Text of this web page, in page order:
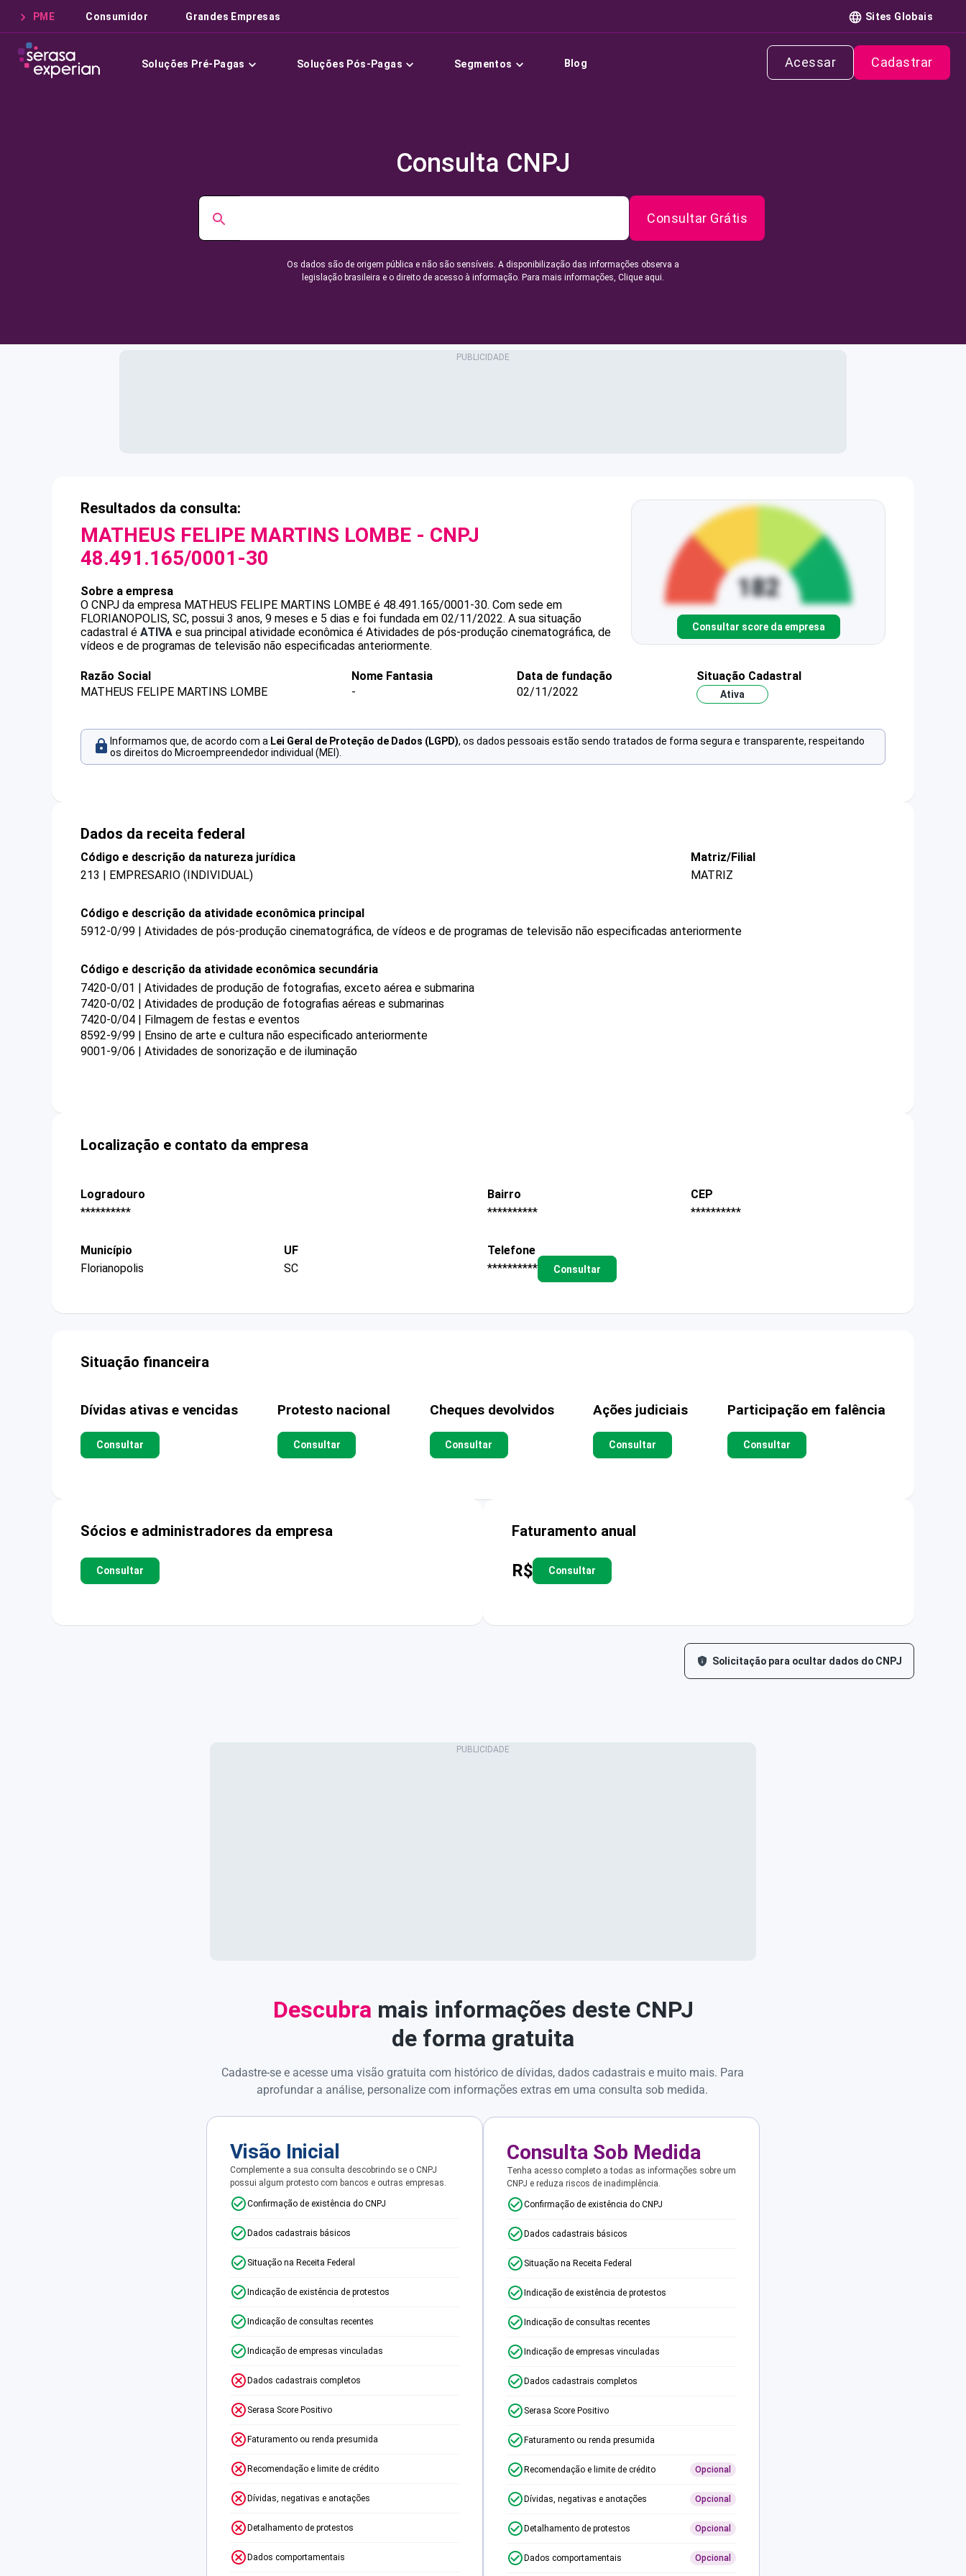
PME Consumidor Grandes Empresas Sites Globais
Soluções Pré-Pagas Soluções Pós-Pagas Segmentos Blog Acessar Cadastrar
Consulta CNPJ
Consultar Grátis
Os dados são de origem pública e não são sensíveis. A disponibilização das informações observa a
legislação brasileira e o direito de acesso à informação. Para mais informações, Clique aqui.
Resultados da consulta:
MATHEUS FELIPE MARTINS LOMBE - CNPJ
48.491.165/0001-30
Sobre a empresa
O CNPJ da empresa MATHEUS FELIPE MARTINS LOMBE é 48.491.165/0001-30. Com sede em
FLORIANOPOLIS, SC, possui 3 anos, 9 meses e 5 dias e foi fundada em 02/11/2022. A sua situação
cadastral é ATIVA e sua principal atividade econômica é Atividades de pós-produção cinematográfica, de
vídeos e de programas de televisão não especificadas anteriormente.
Consultar score da empresa
Razão Social
MATHEUS FELIPE MARTINS LOMBE
Nome Fantasia
-
Data de fundação
02/11/2022
Situação Cadastral
Ativa
Informamos que, de acordo com a Lei Geral de Proteção de Dados (LGPD), os dados pessoais estão sendo tratados de forma segura e transparente, respeitando
os direitos do Microempreendedor individual (MEI).
Dados da receita federal
Código e descrição da natureza jurídica
213 | EMPRESARIO (INDIVIDUAL)
Matriz/Filial
MATRIZ
Código e descrição da atividade econômica principal
5912-0/99 | Atividades de pós-produção cinematográfica, de vídeos e de programas de televisão não especificadas anteriormente
Código e descrição da atividade econômica secundária
7420-0/01 | Atividades de produção de fotografias, exceto aérea e submarina
7420-0/02 | Atividades de produção de fotografias aéreas e submarinas
7420-0/04 | Filmagem de festas e eventos
8592-9/99 | Ensino de arte e cultura não especificado anteriormente
9001-9/06 | Atividades de sonorização e de iluminação
Localização e contato da empresa
Logradouro
**********
Bairro
**********
CEP
**********
Município
Florianopolis
UF
SC
Telefone
**********
Consultar
Situação financeira
Dívidas ativas e vencidas
Consultar
Protesto nacional
Consultar
Cheques devolvidos
Consultar
Ações judiciais
Consultar
Participação em falência
Consultar
Sócios e administradores da empresa
Consultar
Faturamento anual
R$ Consultar
Solicitação para ocultar dados do CNPJ
Descubra mais informações deste CNPJ
de forma gratuita
Cadastre-se e acesse uma visão gratuita com histórico de dívidas, dados cadastrais e muito mais. Para
aprofundar a análise, personalize com informações extras em uma consulta sob medida.
Visão Inicial
Complemente a sua consulta descobrindo se o CNPJ
possui algum protesto com bancos e outras empresas.
Confirmação de existência do CNPJ
Dados cadastrais básicos
Situação na Receita Federal
Indicação de existência de protestos
Indicação de consultas recentes
Indicação de empresas vinculadas
Dados cadastrais completos
Serasa Score Positivo
Faturamento ou renda presumida
Recomendação e limite de crédito
Dívidas, negativas e anotações
Detalhamento de protestos
Dados comportamentais
Consulta Sob Medida
Tenha acesso completo a todas as informações sobre um
CNPJ e reduza riscos de inadimplência.
Confirmação de existência do CNPJ
Dados cadastrais básicos
Situação na Receita Federal
Indicação de existência de protestos
Indicação de consultas recentes
Indicação de empresas vinculadas
Dados cadastrais completos
Serasa Score Positivo
Faturamento ou renda presumida
Recomendação e limite de crédito Opcional
Dívidas, negativas e anotações Opcional
Detalhamento de protestos Opcional
Dados comportamentais Opcional